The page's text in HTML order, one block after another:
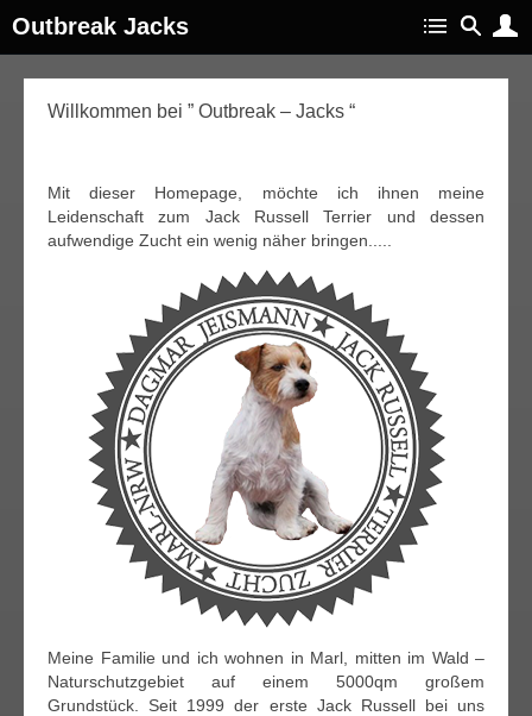
Outbreak Jacks
Willkommen bei ” Outbreak – Jacks “
Mit dieser Homepage, möchte ich ihnen meine
Leidenschaft zum Jack Russell Terrier und dessen
aufwendige Zucht ein wenig näher bringen.....
Meine Familie und ich wohnen in Marl, mitten im Wald –
Naturschutzgebiet auf einem 5000qm großem
Grundstück. Seit 1999 der erste Jack Russell bei uns